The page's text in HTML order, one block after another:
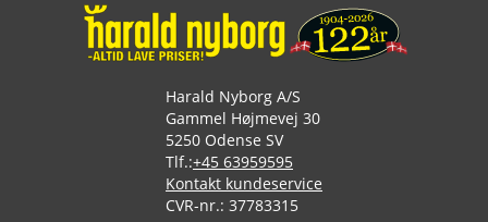
Harald Nyborg A/S
Gammel Højmevej 30
5250 Odense SV
Tlf.:+45 63959595
Kontakt kundeservice
CVR-nr.: 37783315